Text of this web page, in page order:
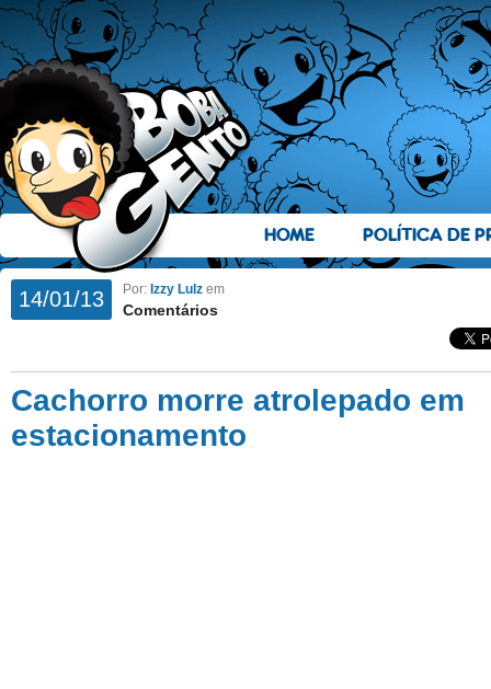
HOME POLÍTICA DE
14/01/13 Por: Izzy Lulz em
Comentários
Cachorro morre atrolepado em
estacionamento